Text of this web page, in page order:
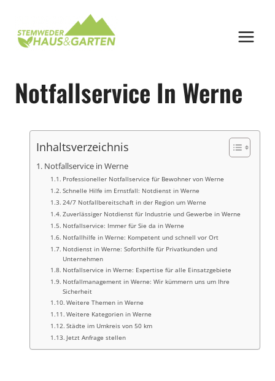
springen
Notfallservice In Werne
Inhaltsverzeichnis
Notfallservice in Werne
Professioneller Notfallservice für Bewohner von Werne
Schnelle Hilfe im Ernstfall: Notdienst in Werne
24/7 Notfallbereitschaft in der Region um Werne
Zuverlässiger Notdienst für Industrie und Gewerbe in Werne
Notfallservice: Immer für Sie da in Werne
Notfallhilfe in Werne: Kompetent und schnell vor Ort
Notdienst in Werne: Soforthilfe für Privatkunden und
Unternehmen
Notfallservice in Werne: Expertise für alle Einsatzgebiete
Notfallmanagement in Werne: Wir kümmern uns um Ihre
Sicherheit
Weitere Themen in Werne
Weitere Kategorien in Werne
Städte im Umkreis von 50 km
Jetzt Anfrage stellen